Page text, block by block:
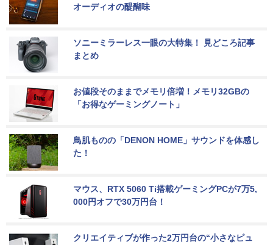
オーディオの醍醐味
ソニーミラーレス一眼の大特集！ 見どころ記事
まとめ
お値段そのままでメモリ倍増！メモリ32GBの
「お得なゲーミングノート」
鳥肌ものの「DENON HOME」サウンドを体感し
た！
マウス、RTX 5060 Ti搭載ゲーミングPCが7万5,
000円オフで30万円台！
クリエイティブが作った2万円台の“小さなピュ